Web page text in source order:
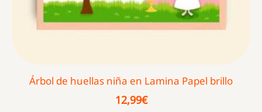
Árbol de huellas niña en Lamina Papel brillo
12,99€